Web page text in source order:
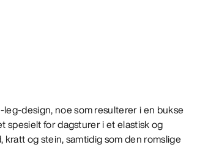
design, noe som resulterer i en bukse
spesielt for dagsturer i et elastisk og
og stein, samtidig som den romslige